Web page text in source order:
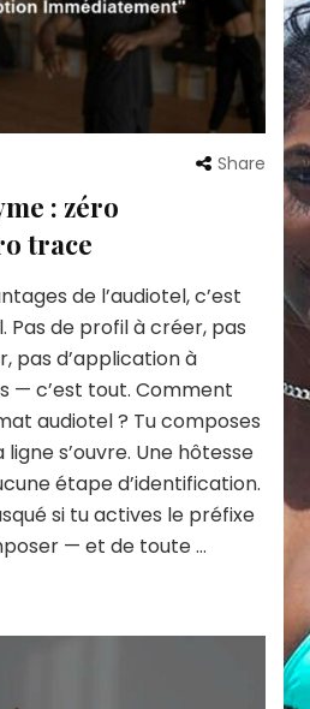
Share
: zéro
trace
de l’audiotel, c’est
de profil à créer, pas
pas d’application à
— c’est tout. Comment
audiotel ? Tu composes
ligne s’ouvre. Une hôtesse
étape d’identification.
si tu actives le préfixe
— et de toute …